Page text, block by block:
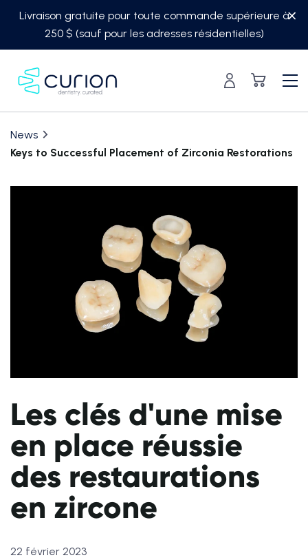
Livraison gratuite pour toute commande supérieure à
250 $ (sauf pour les adresses résidentielles)
News
Keys to Successful Placement of Zirconia Restorations
Les clés d'une mise
en place réussie
des restaurations
en zircone
22 février 2023